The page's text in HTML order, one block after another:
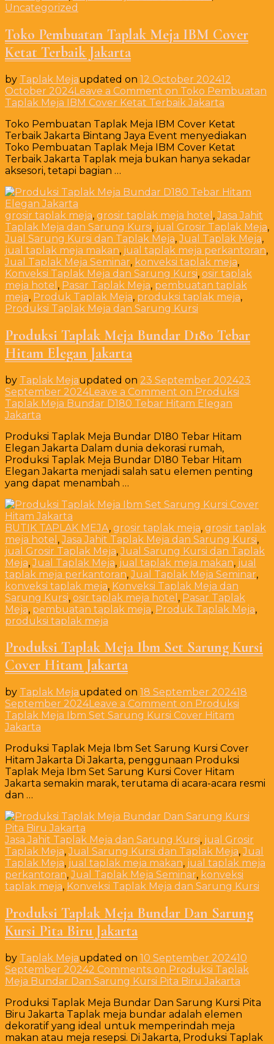
Uncategorized
Toko Pembuatan Taplak Meja IBM Cover
Ketat Terbaik Jakarta
by Taplak Mejaupdated on 12 October 202412
October 2024Leave a Comment on Toko Pembuatan
Taplak Meja IBM Cover Ketat Terbaik Jakarta
Toko Pembuatan Taplak Meja IBM Cover Ketat
Terbaik Jakarta Bintang Jaya Event menyediakan
Toko Pembuatan Taplak Meja IBM Cover Ketat
Terbaik Jakarta Taplak meja bukan hanya sekadar
aksesori, tetapi bagian …
grosir taplak meja, grosir taplak meja hotel ,Jasa Jahit
Taplak Meja dan Sarung Kursi, jual Grosir Taplak Meja,
Jual Sarung Kursi dan Taplak Meja,Jual Taplak Meja,
jual taplak meja makan, jual taplak meja perkantoran,
Jual Taplak Meja Seminar, konveksi taplak meja,
Konveksi Taplak Meja dan Sarung Kursi, osir taplak
meja hotel , Pasar Taplak Meja, pembuatan taplak
meja, Produk Taplak Meja, produksi taplak meja,
Produksi Taplak Meja dan Sarung Kursi
Produksi Taplak Meja Bundar D180 Tebar
Hitam Elegan Jakarta
by Taplak Mejaupdated on 23 September 202423
September 2024Leave a Comment on Produksi
Taplak Meja Bundar D180 Tebar Hitam Elegan
Jakarta
Produksi Taplak Meja Bundar D180 Tebar Hitam
Elegan Jakarta Dalam dunia dekorasi rumah,
Produksi Taplak Meja Bundar D180 Tebar Hitam
Elegan Jakarta menjadi salah satu elemen penting
yang dapat menambah …
BUTIK TAPLAK MEJA, grosir taplak meja, grosir taplak
meja hotel ,Jasa Jahit Taplak Meja dan Sarung Kursi,
jual Grosir Taplak Meja,Jual Sarung Kursi dan Taplak
Meja,Jual Taplak Meja, jual taplak meja makan, jual
taplak meja perkantoran,Jual Taplak Meja Seminar,
konveksi taplak meja, Konveksi Taplak Meja dan
Sarung Kursi, osir taplak meja hotel , Pasar Taplak
Meja, pembuatan taplak meja, Produk Taplak Meja,
produksi taplak meja
Produksi Taplak Meja Ibm Set Sarung Kursi
Cover Hitam Jakarta
by Taplak Mejaupdated on 18 September 202418
September 2024Leave a Comment on Produksi
Taplak Meja Ibm Set Sarung Kursi Cover Hitam
Jakarta
Produksi Taplak Meja Ibm Set Sarung Kursi Cover
Hitam Jakarta Di Jakarta, penggunaan Produksi
Taplak Meja Ibm Set Sarung Kursi Cover Hitam
Jakarta semakin marak, terutama di acara-acara resmi
dan …
Jasa Jahit Taplak Meja dan Sarung Kursi, jual Grosir
Taplak Meja,Jual Sarung Kursi dan Taplak Meja,Jual
Taplak Meja, jual taplak meja makan, jual taplak meja
perkantoran,Jual Taplak Meja Seminar, konveksi
taplak meja, Konveksi Taplak Meja dan Sarung Kursi
Produksi Taplak Meja Bundar Dan Sarung
Kursi Pita Biru Jakarta
by Taplak Mejaupdated on 10 September 202410
September 20242 Comments on Produksi Taplak
Meja Bundar Dan Sarung Kursi Pita Biru Jakarta
Produksi Taplak Meja Bundar Dan Sarung Kursi Pita
Biru Jakarta Taplak meja bundar adalah elemen
dekoratif yang ideal untuk memperindah meja
makan atau meja resepsi. Di Jakarta, Produksi Taplak